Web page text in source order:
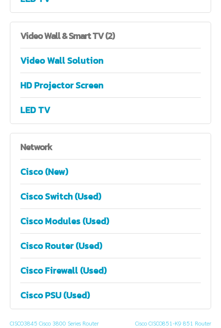
VideoWall & Smart TV (2)
Video Wall Solution
HD Projector Screen
LED TV
Network
Cisco (New)
Cisco Switch (Used)
Cisco Modules (Used)
Cisco Router (Used)
Cisco Firewall (Used)
Cisco PSU (Used)
Cisco CISCO851-K9 851 Router
CISCO3845 Cisco 3800 Series Router